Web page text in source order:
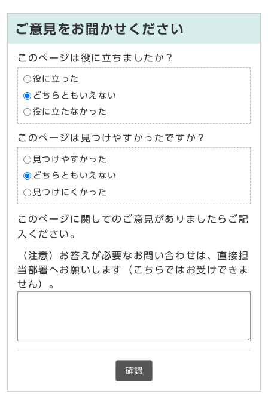
ご意見をお聞かせください
このページは役に立ちましたか？
役に立った
どちらともいえない
役に立たなかった
このページは見つけやすかったですか？
見つけやすかった
どちらともいえない
見つけにくかった
このページに関してのご意見がありましたらご記
入ください。
（注意）お答えが必要なお問い合わせは、直接担
当部署へお願いします（こちらではお受けできま
せん）。
確認